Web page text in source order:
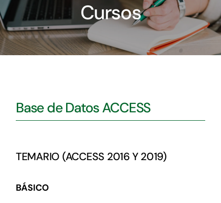
Policía y Guardia Civil
Contacto
Cursos
Base de Datos ACCESS
TEMARIO (ACCESS 2016 Y 2019)
BÁSICO